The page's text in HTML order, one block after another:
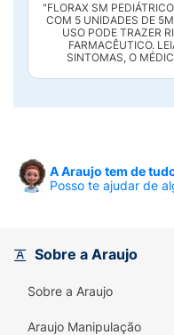
"FLORAX SM
COM 5 UNIDADES DE
USO PODE TRAZER
FARMACÊUTICO.
SINTOMAS, O
A Araujo tem de
Posso te ajudar de
Sobre a Araujo
Sobre a Araujo
Araujo Manipulação